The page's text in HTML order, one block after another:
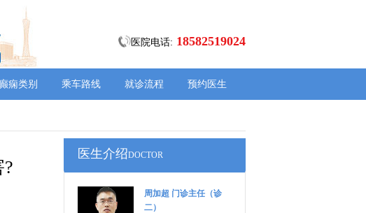
医院电话: 18582519024
痫类别 乘车路线 就诊流程 预约医生
医生介绍DOCTOR
周加超 门诊主任（诊
二）